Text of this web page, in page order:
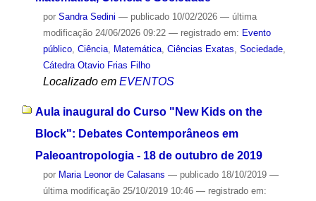
por Sandra Sedini — publicado10/02/2026 — última
modificação24/06/2026 09:22 — registrado em: Evento
público, Ciência, Matemática, Ciências Exatas, Sociedade,
Cátedra Otavio Frias Filho
Localizado em EVENTOS
Aula inaugural do Curso "New Kids on the
Block": Debates Contemporâneos em
Paleoantropologia - 18 de outubro de 2019
por Maria Leonor de Calasans — publicado18/10/2019 —
última modificação25/10/2019 10:46 — registrado em: